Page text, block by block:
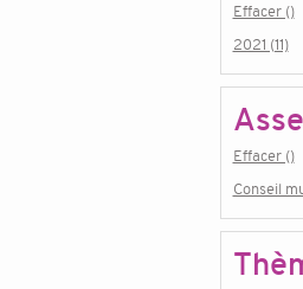
Effacer ()
2021 (11)
Effacer ()
Conseil